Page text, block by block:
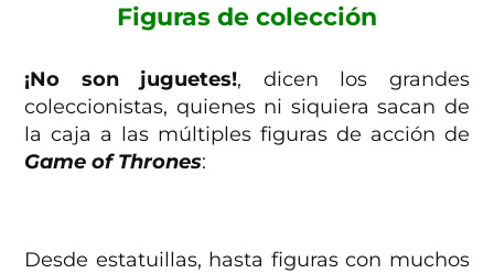
Figuras de colección
¡No son juguetes!, dicen los grandes
coleccionistas, quienes ni siquiera sacan de
la caja a las múltiples figuras de acción de
Game of Thrones:
Desde estatuillas, hasta figuras con muchos